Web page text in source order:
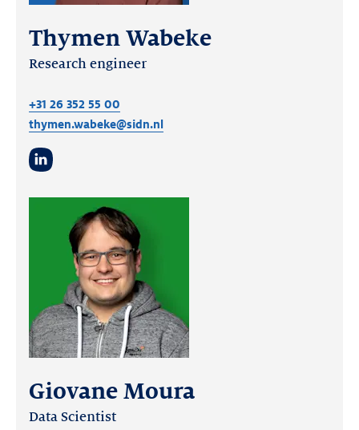
Thymen Wabeke
Research engineer
+31 26 352 55 00
thymen.wabeke@sidn.nl
Giovane Moura
Data Scientist